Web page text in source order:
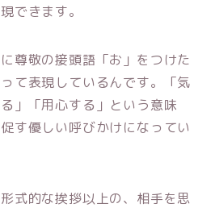
できます。
尊敬の接頭語「お」をつけた
て表現しているんです。「気
」「用心する」という意味
す優しい呼びかけになってい
式的な挨拶以上の、相手を思